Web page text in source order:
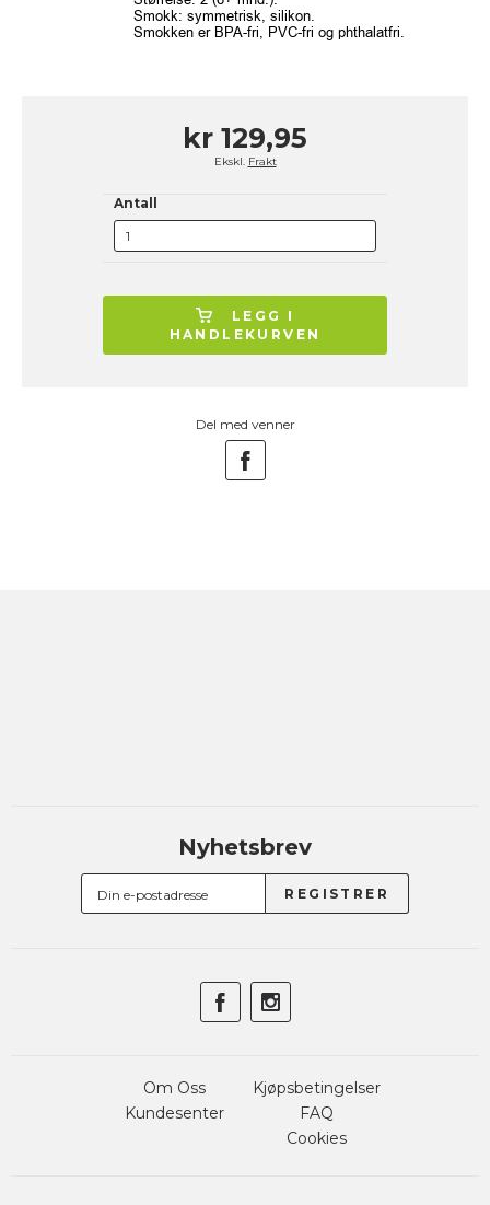
Smokk: symmetrisk, silikon.
Smokken er BPA-fri, PVC-fri og phthalatfri.
kr 129,95
Ekskl. Frakt
Antall
LEGG I
HANDLEKURVEN
Del med venner
Nyhetsbrev
Om Oss
Kundesenter
Kjøpsbetingelser
FAQ
Cookies